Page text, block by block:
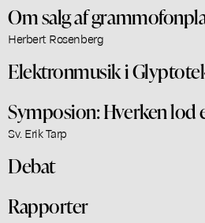
Om salg af
Herbert Rosenberg
Elektronmusik i
Symposion: Hverken lod
Sv. Erik Tarp
Debat
Rapporter